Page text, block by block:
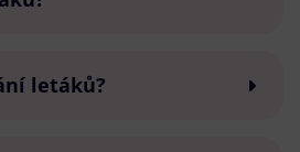
letáků?